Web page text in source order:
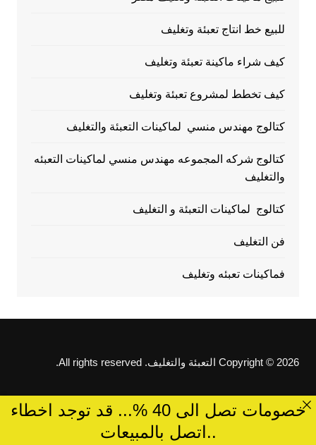
للبيع خط انتاج تعبئة وتغليف
كيف شراء ماكينة تعبئة وتغليف
كيف تخطط لمشروع تعبئة وتغليف
كتالوج مهندس منسي لماكينات التعبئة والتغليف
كتالوج شركه المجموعه مهندس منسي لماكينات التعبئه
والتغليف
كتالوج لماكينات التعبئة و التغليف
فن التغليف
فماكينات تعبئه وتغليف
Copyright © 2026 التعبئة والتغليف. All rights reserved.
خصومات تصل الى 40 %... قد توجد اخطاء
..اتصل بالمبيعات